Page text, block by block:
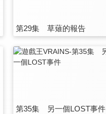
第29集 草薙的報告
第35集 另一個LOST事件